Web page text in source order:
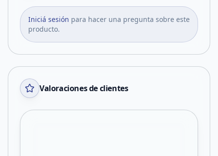
Iniciá sesión para hacer una pregunta sobre este
producto.
Valoraciones de clientes